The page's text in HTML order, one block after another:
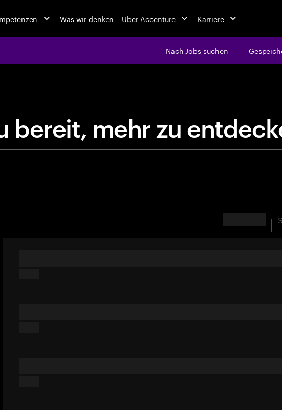
Was wir denken Über Accenture Karriere
Nach Jobs suchen
dubereit,mehr zuentd